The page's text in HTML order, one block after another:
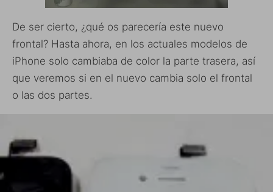
De ser cierto, ¿qué os parecería este nuevo
frontal? Hasta ahora, en los actuales modelos de
iPhone solo cambiaba de color la parte trasera, así
que veremos si en el nuevo cambia solo el frontal
o las dos partes.